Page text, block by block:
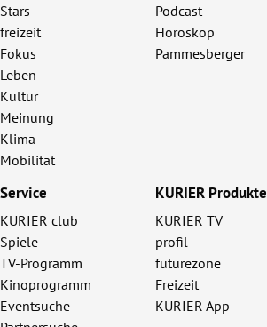
Stars
freizeit
Fokus
Leben
Kultur
Meinung
Klima
Mobilität
Podcast
Horoskop
Pammesberger
Service
KURIER club
Spiele
TV-Programm
Kinoprogramm
Eventsuche
KURIER Produkte
KURIER TV
profil
futurezone
Freizeit
KURIER App